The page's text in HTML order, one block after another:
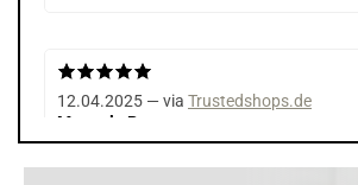
12.04.2025 — via Trustedshops.de
Manuela R.
verifizierter Onlinekauf.